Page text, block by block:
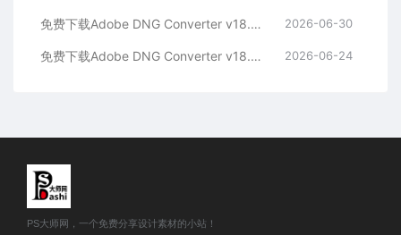
免费下载Adobe DNG Converter v18.4.0 for Mac多国语言中文版安装包图片RAW相机照片格式转换器Lrc数字负片PS插件软件工具 2026-06-30
免费下载Adobe DNG Converter v18.4.0 for Win多国语言中文版安装包图片RAW相机照片格式转换器Lrc数字负片PS插件软件工具 2026-06-24
PS大师网，一个免费分享设计素材的小站！